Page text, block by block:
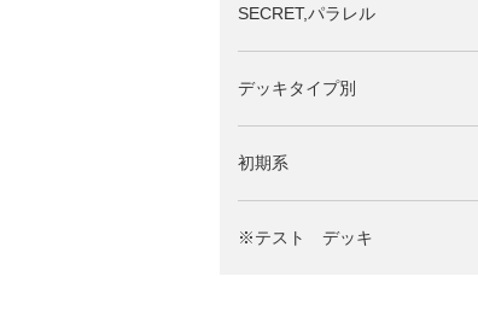
SECRET,パラレル
デッキタイプ別
初期系
※テスト デッキ